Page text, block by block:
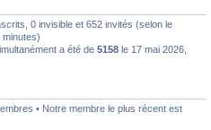
0 invisible et 652 invités (selon le
minutes)
a été de 5158 le 17 mai 2026,
• Notre membre le plus récent est